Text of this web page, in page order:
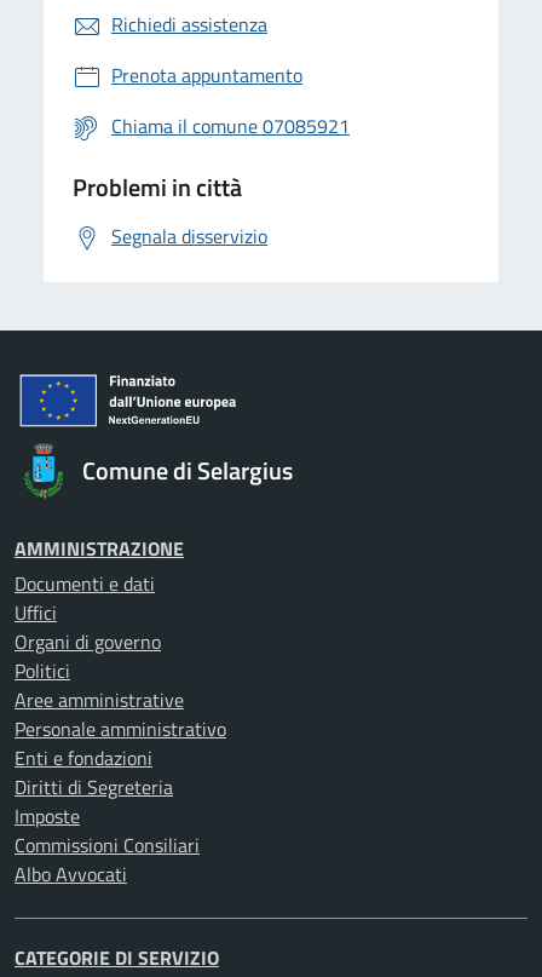
Richiedi assistenza
Prenota appuntamento
Chiama il comune 07085921
Problemi in città
Segnala disservizio
Comune di Selargius
AMMINISTRAZIONE
Documenti e dati
Uffici
Organi di governo
Politici
Aree amministrative
Personale amministrativo
Enti e fondazioni
Diritti di Segreteria
Imposte
Commissioni Consiliari
Albo Avvocati
CATEGORIE DI SERVIZIO